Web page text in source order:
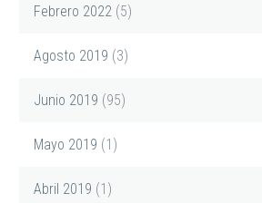
Febrero 2022 (5)
Agosto 2019 (3)
Junio 2019 (95)
Mayo 2019 (1)
Abril 2019 (1)